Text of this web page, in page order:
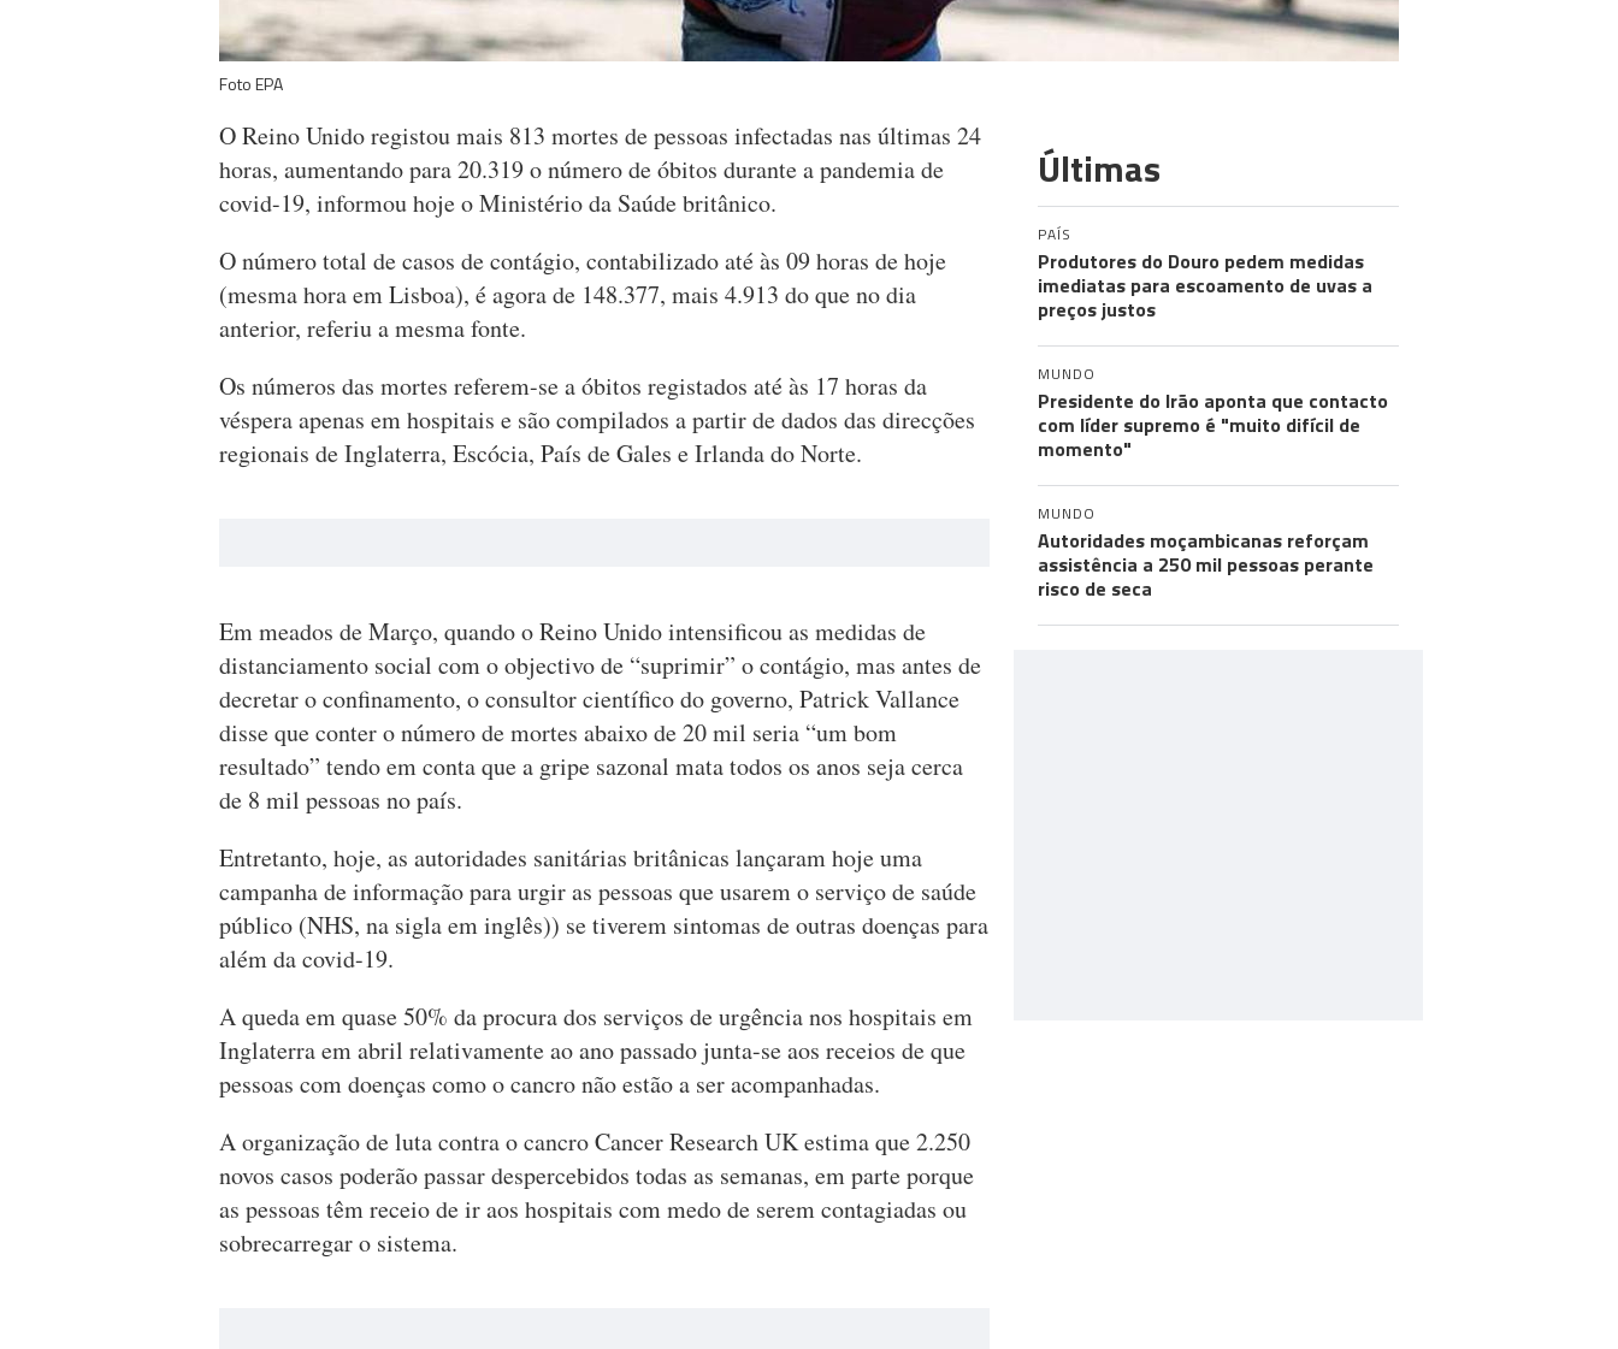
Foto EPA
O Reino Unido registou mais 813 mortes de pessoas infectadas nas últimas 24
horas, aumentando para 20.319 o número de óbitos durante a pandemia de
covid-19, informou hoje o Ministério da Saúde britânico.
O número total de casos de contágio, contabilizado até às 09 horas de hoje
(mesma hora em Lisboa), é agora de 148.377, mais 4.913 do que no dia
anterior, referiu a mesma fonte.
Os números das mortes referem-se a óbitos registados até às 17 horas da
véspera apenas em hospitais e são compilados a partir de dados das direcções
regionais de Inglaterra, Escócia, País de Gales e Irlanda do Norte.
Em meados de Março, quando o Reino Unido intensificou as medidas de
distanciamento social com o objectivo de “suprimir” o contágio, mas antes de
decretar o confinamento, o consultor científico do governo, Patrick Vallance
disse que conter o número de mortes abaixo de 20 mil seria “um bom
resultado” tendo em conta que a gripe sazonal mata todos os anos seja cerca
de 8 mil pessoas no país.
Entretanto, hoje, as autoridades sanitárias britânicas lançaram hoje uma
campanha de informação para urgir as pessoas que usarem o serviço de saúde
público (NHS, na sigla em inglês)) se tiverem sintomas de outras doenças para
além da covid-19.
A queda em quase 50% da procura dos serviços de urgência nos hospitais em
Inglaterra em abril relativamente ao ano passado junta-se aos receios de que
pessoas com doenças como o cancro não estão a ser acompanhadas.
A organização de luta contra o cancro Cancer Research UK estima que 2.250
novos casos poderão passar despercebidos todas as semanas, em parte porque
as pessoas têm receio de ir aos hospitais com medo de serem contagiadas ou
sobrecarregar o sistema.
Últimas
PAÍS
Produtores do Douro pedem medidas
imediatas para escoamento de uvas a
preços justos
MUNDO
Presidente do Irão aponta que contacto
com líder supremo é "muito difícil de
momento"
MUNDO
Autoridades moçambicanas reforçam
assistência a 250 mil pessoas perante
risco de seca